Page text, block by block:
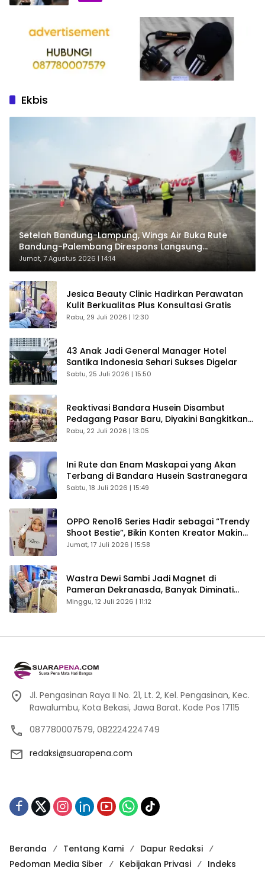
Ekbis
Setelah Bandung-Lampung, Wings Air Buka Rute
Bandung-Palembang Direspons Langsung
Penumpang
Jumat, 7 Agustus 2026 | 14:14
Jesica Beauty Clinic Hadirkan Perawatan
Kulit Berkualitas Plus Konsultasi Gratis
Rabu, 29 Juli 2026 | 12:30
43 Anak Jadi General Manager Hotel
Santika Indonesia Sehari Sukses Digelar
Sabtu, 25 Juli 2026 | 15:50
Reaktivasi Bandara Husein Disambut
Pedagang Pasar Baru, Diyakini Bangkitkan
Kembali Ekonomi Bandung
Rabu, 22 Juli 2026 | 13:05
Ini Rute dan Enam Maskapai yang Akan
Terbang di Bandara Husein Sastranegara
Sabtu, 18 Juli 2026 | 15:49
OPPO Reno16 Series Hadir sebagai “Trendy
Shoot Bestie”, Bikin Konten Kreator Makin
Betah
Jumat, 17 Juli 2026 | 15:58
Wastra Dewi Sambi Jadi Magnet di
Pameran Dekranasda, Banyak Diminati
Pengunjung
Minggu, 12 Juli 2026 | 11:12
Jl. Pengasinan Raya II No. 21, Lt. 2, Kel. Pengasinan, Kec.
Rawalumbu, Kota Bekasi, Jawa Barat. Kode Pos 17115
087780007579, 082224224749
redaksi@suarapena.com
Beranda Tentang Kami
Dapur Redaksi
Pedoman Media Siber
Kebijakan Privasi Indeks